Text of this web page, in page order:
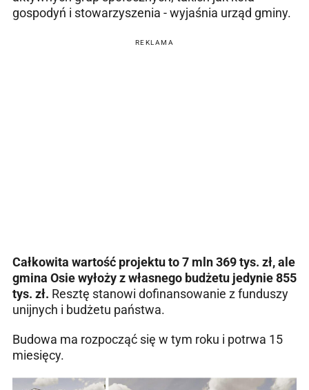
gospodyń i stowarzyszenia - wyjaśnia urząd gminy.
REKLAMA
Całkowita wartość projektu to 7 mln 369 tys. zł, ale
gmina Osie wyłoży z własnego budżetu jedynie 855
tys. zł. Resztę stanowi dofinansowanie z funduszy
unijnych i budżetu państwa.
Budowa ma rozpocząć się w tym roku i potrwa 15
miesięcy.